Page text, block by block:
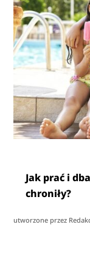
Jak prać i
chroniły?
utworzone przez